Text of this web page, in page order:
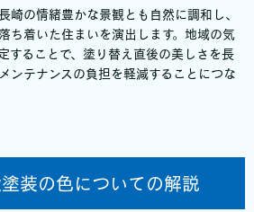
崎の情緒豊かな景観とも自然に調和し、
ち着いた住まいを演出します。地域の気
することで、塗り替え直後の美しさを長
ンテナンスの負担を軽減することにつな
塗装の色についての解説